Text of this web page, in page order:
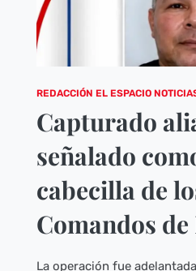
REDACCIÓN EL ESPACIO
Capturado
señalado
cabecilla de
Comandos
La operación fue